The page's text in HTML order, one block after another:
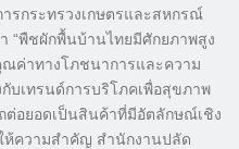
รกระทรวงเกษตรและสหกรณ์
“พืชผักพื้นบ้านไทยมีศักยภาพสูง
ค่าทางโภชนาการและความ
บเทรนด์การบริโภคเพื่อสุขภาพ
ต่อยอดเป็นสินค้าที่มีอัตลักษณ์เชิง
ห้ความสำคัญ สำนักงานปลัด